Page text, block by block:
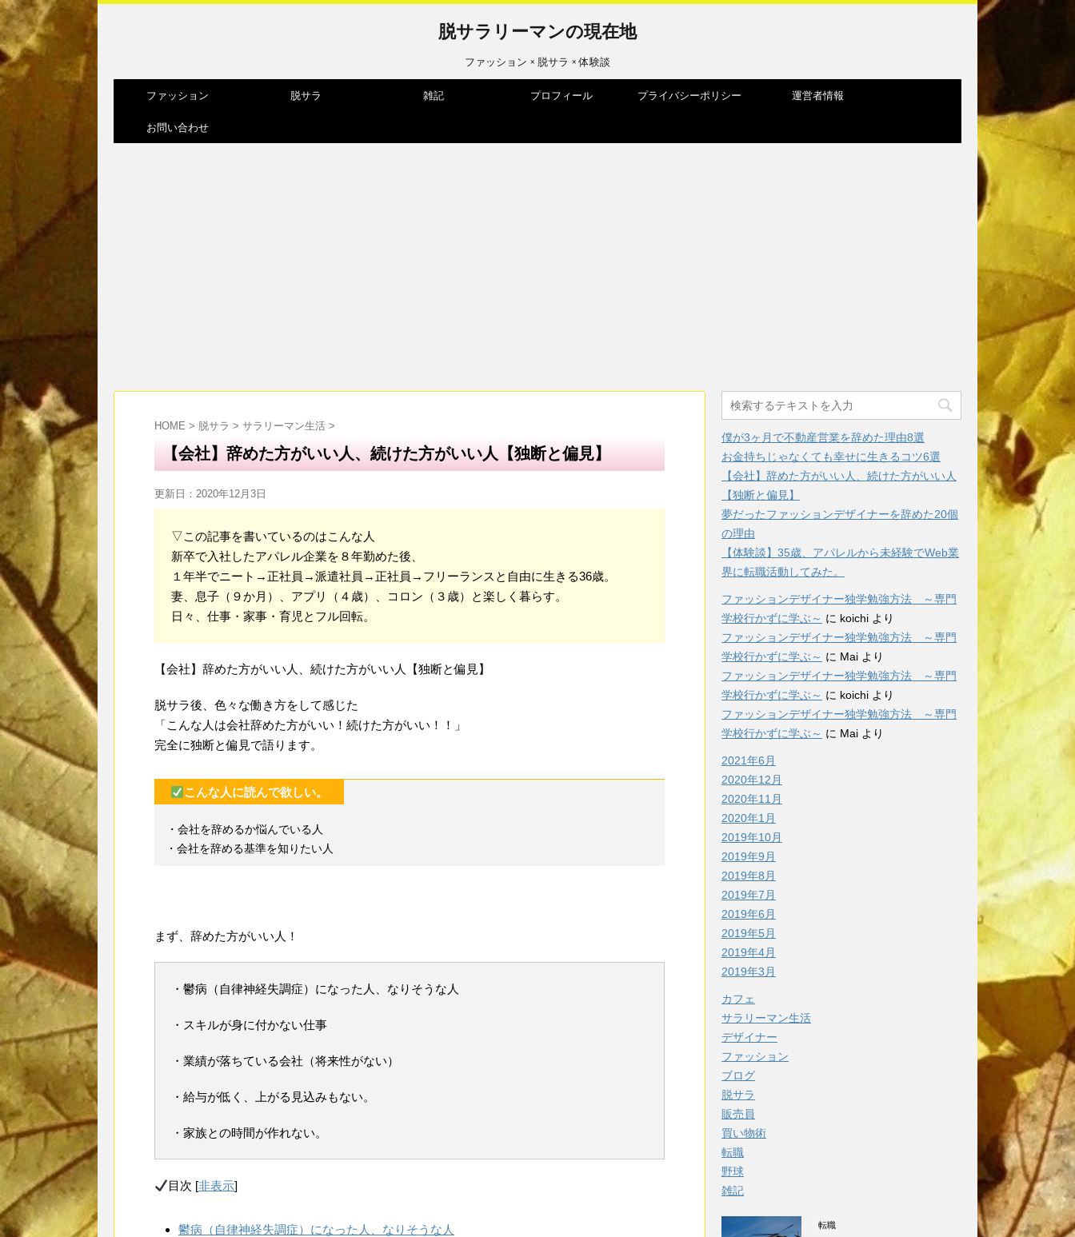
脱サラリーマンの現在地
ファッション × 脱サラ × 体験談
ファッション 脱サラ 雑記 プロフィール プライバシーポリシー 運営者情報
お問い合わせ
HOME > 脱サラ > サラリーマン生活 >
【会社】辞めた方がいい人、続けた方がいい人【独断と偏見】
更新日： 2020年12月3日
▽この記事を書いているのはこんな人
新卒で入社したアパレル企業を８年勤めた後、
１年半でニート→正社員→派遣社員→正社員→フリーランスと自由に生きる36歳。
妻、息子（９か月）、アプリ（４歳）、コロン（３歳）と楽しく暮らす。
日々、仕事・家事・育児とフル回転。
【会社】辞めた方がいい人、続けた方がいい人【独断と偏見】
脱サラ後、色々な働き方をして感じた
「こんな人は会社辞めた方がいい！続けた方がいい！！」
完全に独断と偏見で語ります。
こんな人に読んで欲しい。
・会社を辞めるか悩んでいる人
・会社を辞める基準を知りたい人
まず、辞めた方がいい人！
・鬱病（自律神経失調症）になった人、なりそうな人
・スキルが身に付かない仕事
・業績が落ちている会社（将来性がない）
・給与が低く、上がる見込みもない。
・家族との時間が作れない。
目次 [非表示]
鬱病（自律神経失調症）になった人、なりそうな人
僕が3ヶ月で不動産営業を辞めた理由8選
お金持ちじゃなくても幸せに生きるコツ6選
【会社】辞めた方がいい人、続けた方がいい人
【独断と偏見】
夢だったファッションデザイナーを辞めた20個
の理由
【体験談】35歳、アパレルから未経験でWeb業
界に転職活動してみた。
ファッションデザイナー独学勉強方法 ～専門
学校行かずに学ぶ～ に koichi より
ファッションデザイナー独学勉強方法 ～専門
学校行かずに学ぶ～ に Mai より
ファッションデザイナー独学勉強方法 ～専門
学校行かずに学ぶ～ に koichi より
ファッションデザイナー独学勉強方法 ～専門
学校行かずに学ぶ～ に Mai より
2021年6月
2020年12月
2020年11月
2020年1月
2019年10月
2019年9月
2019年8月
2019年7月
2019年6月
2019年5月
2019年4月
2019年3月
カフェ
サラリーマン生活
デザイナー
ファッション
ブログ
脱サラ
販売員
買い物術
転職
野球
雑記
転職